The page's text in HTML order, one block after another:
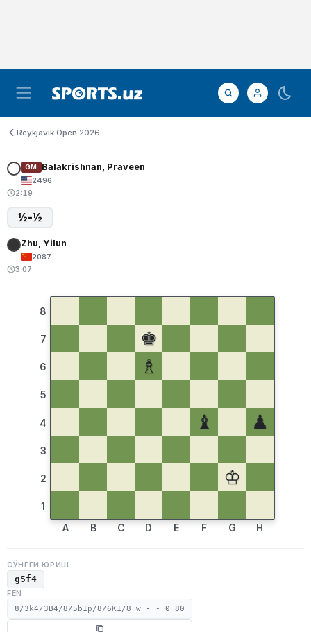
Reykjavik Open 2026
GM Balakrishnan, Praveen
2496
2:19
½-½
Zhu, Yilun
2087
3:07
8
7
6
5
4
3
2
1
♚
♗
♝ ♟
♔
A B C D E F G H
СЎНГГИ ЮРИШ
g5f4
FEN
8/3k4/3B4/8/5b1p/8/6K1/8 w - - 0 80